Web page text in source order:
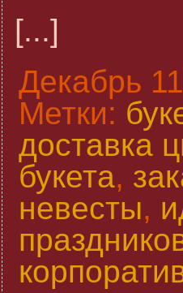
[...]
Декабрь
Метки:
доставка
букета,
невесты,